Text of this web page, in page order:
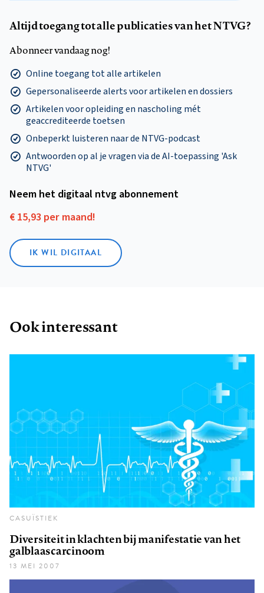
Altijd toegang tot alle publicaties van het NTVG?
Abonneer vandaag nog!
Online toegang tot alle artikelen
Gepersonaliseerde alerts voor artikelen en dossiers
Artikelen voor opleiding en nascholing mét
geaccrediteerde toetsen
Onbeperkt luisteren naar de NTVG-podcast
Antwoorden op al je vragen via de AI-toepassing 'Ask
NTVG'
Neem het digitaal ntvg abonnement
€ 15,93 per maand!
IK WIL DIGITAAL
Ook interessant
CASUÏSTIEK
Diversiteit in klachten bij manifestatie van het
galblaascarcinoom
13 MEI 2007